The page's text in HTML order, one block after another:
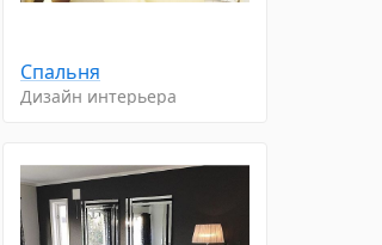
Спальня
Дизайн интерьера